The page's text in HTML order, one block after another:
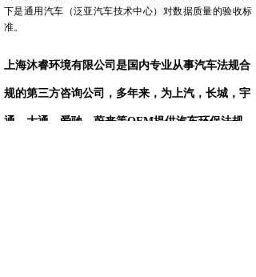
下是通用汽车（泛亚汽车技术中心）对数据质量的验收标
准。
上海沐睿环境有限公司是国内专业从事汽车法规合
规的第三方咨询公司，多年来，为上汽，长城，宇
通，大通，爱驰，蔚来等OEM提供汽车环保法规